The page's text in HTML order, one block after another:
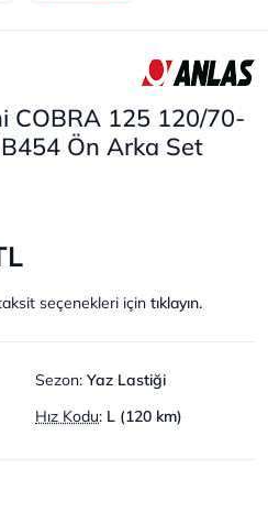
COBRA 125 120/70-
Ön Arka Set
seçenekleri için tıklayın.
Sezon: Yaz Lastiği
Hız Kodu: L (120 km)